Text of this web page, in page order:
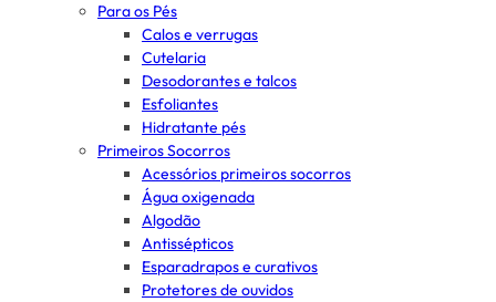
Para os Pés
Calos e verrugas
Cutelaria
Desodorantes e talcos
Esfoliantes
Hidratante pés
Primeiros Socorros
Acessórios primeiros socorros
Água oxigenada
Algodão
Antissépticos
Esparadrapos e curativos
Protetores de ouvidos